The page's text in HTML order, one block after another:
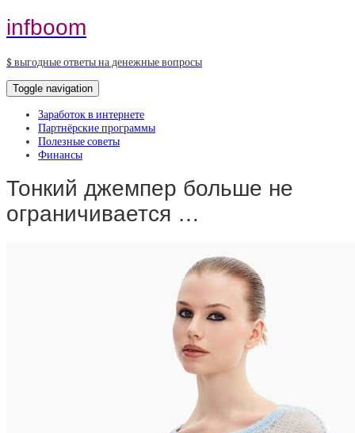
infboom
$ выгодные ответы на денежные вопросы
Toggle navigation
Заработок в интернете
Партнёрские программы
Полезные советы
Финансы
Тонкий джемпер больше не
ограничивается …